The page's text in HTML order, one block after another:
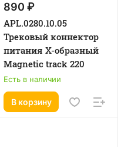
890 ₽
APL.0280.10.05
Трековый коннектор
питания Х-образный
Magnetic track 220
Есть в наличии
В корзину